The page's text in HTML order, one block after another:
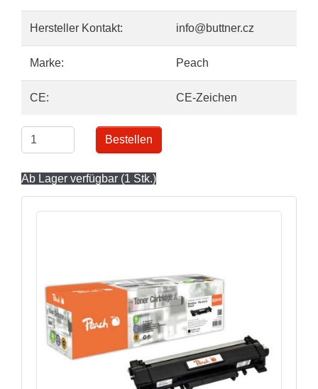
Hersteller Kontakt: info@buttner.cz
Marke: Peach
CE: CE-Zeichen
Bestellen
Ab Lager verfügbar (1 Stk.)